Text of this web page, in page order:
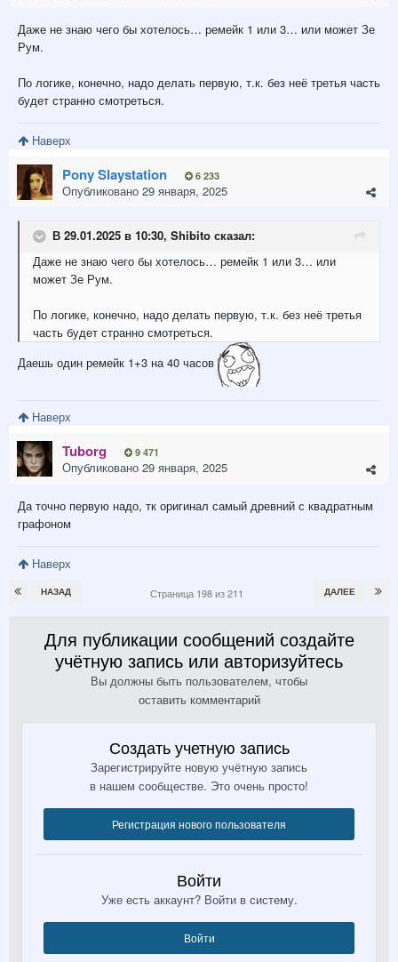
Даже не знаю чего бы хотелось… ремейк 1 или 3… или может Зе
Рум.
По логике, конечно, надо делать первую, т.к. без неё третья часть
будет странно смотреться.
Наверх
Pony Slaystation 6 233
Опубликовано 29 января, 2025
В 29.01.2025 в 10:30, Shibito сказал:
Даже не знаю чего бы хотелось… ремейк 1 или 3… или
может Зе Рум.
По логике, конечно, надо делать первую, т.к. без неё третья
часть будет странно смотреться.
Даешь один ремейк 1+3 на 40 часов
Наверх
Tuborg 9 471
Опубликовано 29 января, 2025
Да точно первую надо, тк оригинал самый древний с квадратным
графоном
Наверх
НАЗАД ДАЛЕЕ
Страница 198 из 211
Для публикации сообщений создайте
учётную запись или авторизуйтесь
Вы должны быть пользователем, чтобы
оставить комментарий
Создать учетную запись
Зарегистрируйте новую учётную запись
в нашем сообществе. Это очень просто!
Регистрация нового пользователя
Войти
Уже есть аккаунт? Войти в систему.
Войти